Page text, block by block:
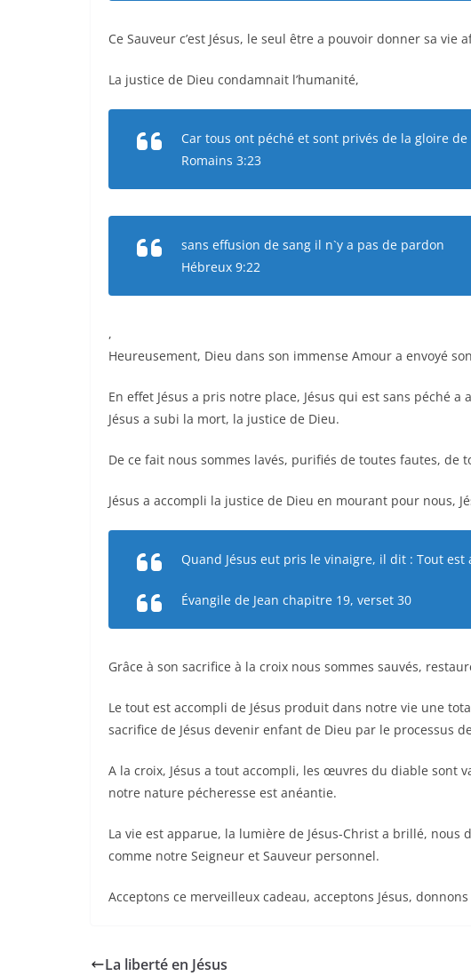
Ce Sauveur c’est Jésus, le seul être a pouvoir donner sa vie
La justice de Dieu condamnait l’humanité,
Car tous ont péché et sont privés de la gloire de
Romains 3:23
sans effusion de sang il n`y a pas de pardon
Hébreux 9:22
,
Heureusement, Dieu dans son immense Amour a envoyé
En effet Jésus a pris notre place, Jésus qui est sans péché
Jésus a subi la mort, la justice de Dieu.
De ce fait nous sommes lavés, purifiés de toutes fautes, de
Jésus a accompli la justice de Dieu en mourant pour nous,
Quand Jésus eut pris le vinaigre, il dit : Tout est
Évangile de Jean chapitre 19, verset 30
Grâce à son sacrifice à la croix nous sommes sauvés,
Le tout est accompli de Jésus produit dans notre vie une
sacrifice de Jésus devenir enfant de Dieu par le processus
A la croix, Jésus a tout accompli, les œuvres du diable sont
notre nature pécheresse est anéantie.
La vie est apparue, la lumière de Jésus-Christ a brillé, nous
comme notre Seigneur et Sauveur personnel.
Acceptons ce merveilleux cadeau, acceptons Jésus, donnons
La liberté en Jésus